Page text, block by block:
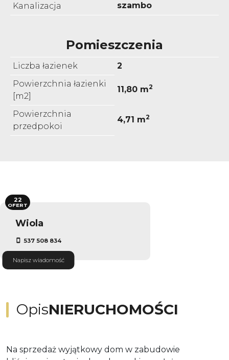
Kanalizacja
szambo
Pomieszczenia
Liczba łazienek
2
Powierzchnia łazienki
[m2]
11,80 m2
Powierzchnia
przedpokoi
4,71 m2
Wiola
537 508 834
Napisz wiadomość
22
OFERT
OpisNIERUCHOMOŚCI
Na sprzedaż wyjątkowy dom w zabudowie